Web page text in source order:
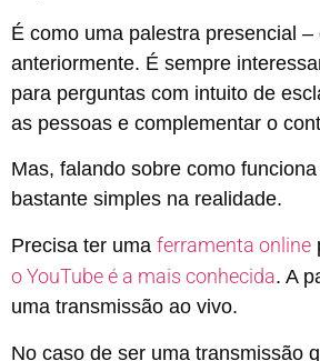
É como uma palestra presencial
anteriormente. É sempre
para perguntas com intuito de
as pessoas e complementar o
Mas, falando sobre como
bastante simples na realidade.
Precisa ter uma ferramenta online
o YouTube é a mais conhecida. A
uma transmissão ao vivo.
No caso de ser uma transmissão